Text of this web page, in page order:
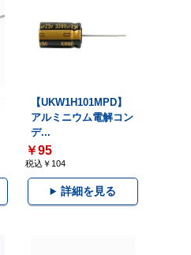
【UKW1H101MPD】
アルミニウム電解コン
デ...
￥95
税込￥104
詳細を見る